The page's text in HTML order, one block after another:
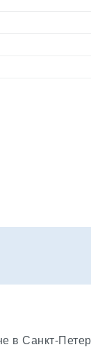
в Санкт-